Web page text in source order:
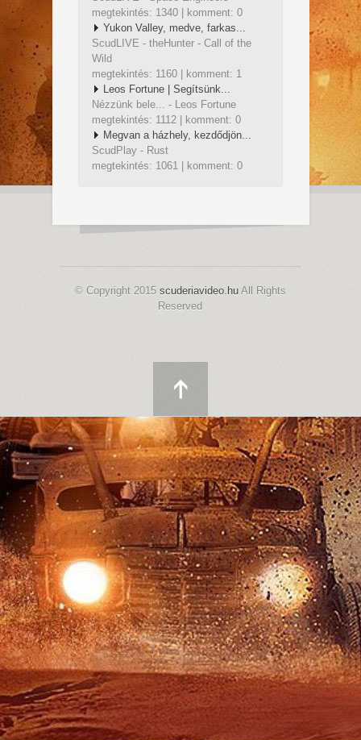
megtekintés: 1340 | komment: 0
Yukon Valley, medve, farkas...
ScudLIVE - theHunter - Call of the
Wild
megtekintés: 1160 | komment: 1
Leos Fortune | Segítsünk...
Nézzünk bele... - Leos Fortune
megtekintés: 1112 | komment: 0
Megvan a házhely, kezdődjön...
ScudPlay - Rust
megtekintés: 1061 | komment: 0
© Copyright 2015 scuderiavideo.huAll Rights
Reserved